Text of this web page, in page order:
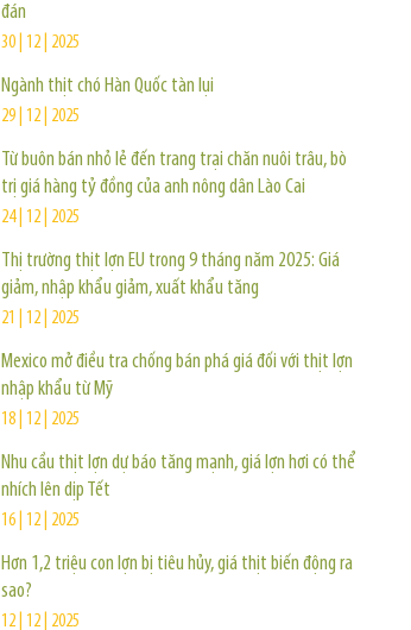
đán
30 | 12 | 2025
Ngành thịt chó Hàn Quốc tàn lụi
29 | 12 | 2025
Từ buôn bán nhỏ lẻ đến trang trại chăn nuôi trâu, bò
trị giá hàng tỷ đồng của anh nông dân Lào Cai
24 | 12 | 2025
Thị trường thịt lợn EU trong 9 tháng năm 2025: Giá
giảm, nhập khẩu giảm, xuất khẩu tăng
21 | 12 | 2025
Mexico mở điều tra chống bán phá giá đối với thịt lợn
nhập khẩu từ Mỹ
18 | 12 | 2025
Nhu cầu thịt lợn dự báo tăng mạnh, giá lợn hơi có thể
nhích lên dịp Tết
16 | 12 | 2025
Hơn 1,2 triệu con lợn bị tiêu hủy, giá thịt biến động ra
sao?
12 | 12 | 2025